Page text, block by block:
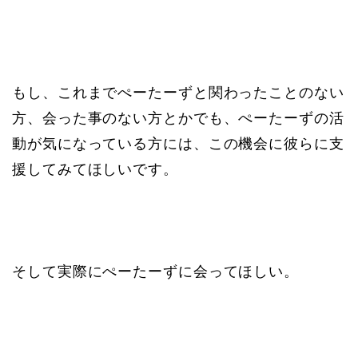
もし、これまでぺーたーずと関わったことのない
方、会った事のない方とかでも、ぺーたーずの活
動が気になっている方には、この機会に彼らに支
援してみてほしいです。
そして実際にぺーたーずに会ってほしい。